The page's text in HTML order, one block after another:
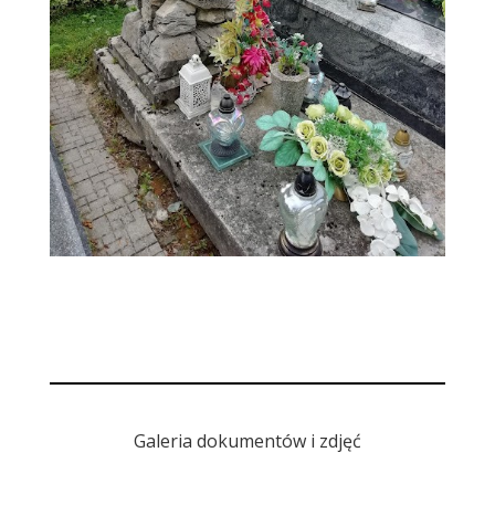
Galeria dokumentów i zdjęć